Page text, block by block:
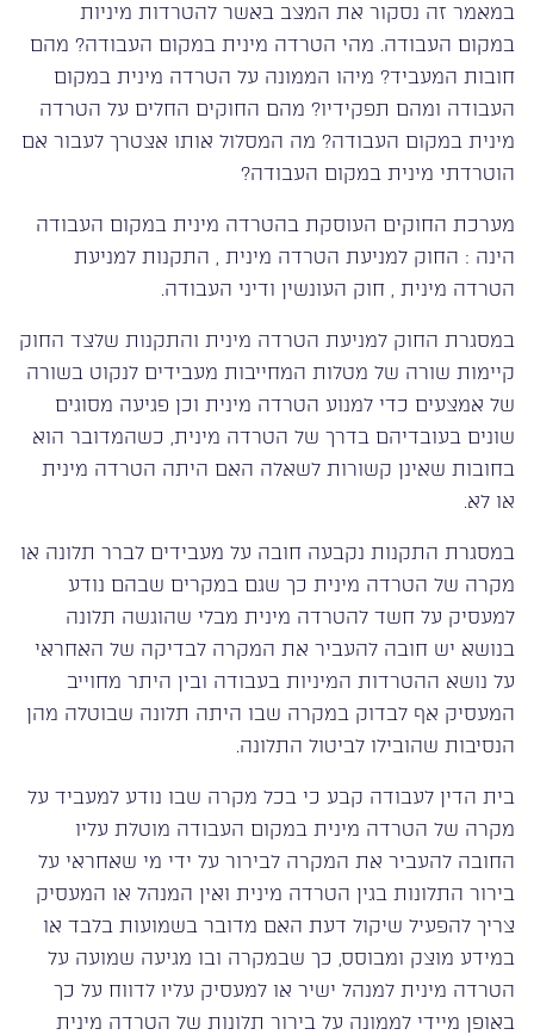
במאמר זה נסקור את המצב באשר להטרדות מיניות
במקום העבודה. מהי הטרדה מינית במקום העבודה? מהם
חובות המעביד? מיהו הממונה על הטרדה מינית במקום
העבודה ומהם תפקידיו? מהם החוקים החלים על הטרדה
מינית במקום העבודה? מה המסלול אותו אצטרך לעבור אם
הוטרדתי מינית במקום העבודה?
מערכת החוקים העוסקת בהטרדה מינית במקום העבודה
הינה : החוק למניעת הטרדה מינית , התקנות למניעת
הטרדה מינית , חוק העונשין ודיני העבודה.
במסגרת החוק למניעת הטרדה מינית והתקנות שלצד החוק
קיימות שורה של מטלות המחייבות מעבידים לנקוט בשורה
של אמצעים כדי למנוע הטרדה מינית וכן פגיעה מסוגים
שונים בעובדיהם בדרך של הטרדה מינית, כשהמדובר הוא
בחובות שאינן קשורות לשאלה האם היתה הטרדה מינית
או לא.
במסגרת התקנות נקבעה חובה על מעבידים לברר תלונה או
מקרה של הטרדה מינית כך שגם במקרים שבהם נודע
למעסיק על חשד להטרדה מינית מבלי שהוגשה תלונה
בנושא יש חובה להעביר את המקרה לבדיקה של האחראי
על נושא ההטרדות המיניות בעבודה ובין היתר מחוייב
המעסיק אף לבדוק במקרה שבו היתה תלונה שבוטלה מהן
הנסיבות שהובילו לביטול התלונה.
בית הדין לעבודה קבע כי בכל מקרה שבו נודע למעביד על
מקרה של הטרדה מינית במקום העבודה מוטלת עליו
החובה להעביר את המקרה לבירור על ידי מי שאחראי על
בירור התלונות בגין הטרדה מינית ואין המנהל או המעסיק
צריך להפעיל שיקול דעת האם מדובר בשמועות בלבד או
במידע מוצק ומבוסס, כך שבמקרה ובו מגיעה שמועה על
הטרדה מינית למנהל ישיר או למעסיק עליו לדווח על כך
באופן מיידי לממונה על בירור תלונות של הטרדה מינית